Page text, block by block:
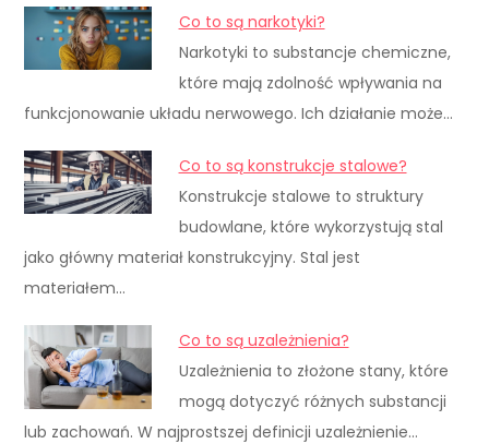
Co to są narkotyki?
Narkotyki to substancje chemiczne,
które mają zdolność wpływania na
funkcjonowanie układu nerwowego. Ich działanie może…
Co to są konstrukcje stalowe?
Konstrukcje stalowe to struktury
budowlane, które wykorzystują stal
jako główny materiał konstrukcyjny. Stal jest
materiałem…
Co to są uzależnienia?
Uzależnienia to złożone stany, które
mogą dotyczyć różnych substancji
lub zachowań. W najprostszej definicji uzależnienie…